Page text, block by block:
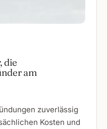
die
am
zuverlässig
Kosten und